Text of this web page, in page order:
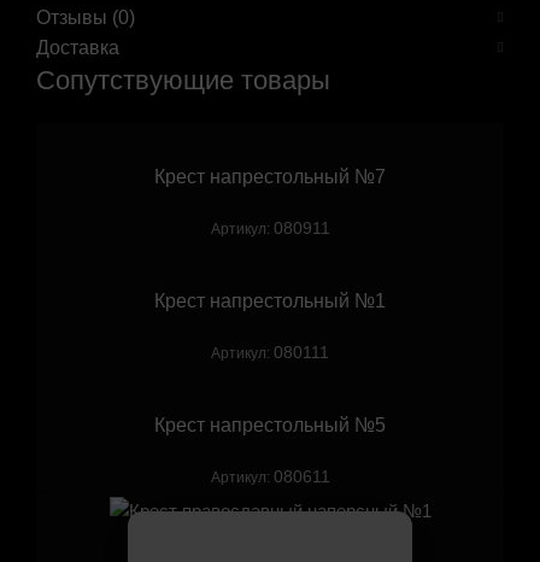
Отзывы (0)
Доставка
Сопутствующие товары
Крест напрестольный №7
Артикул: 080911
Крест напрестольный №1
Артикул: 080111
Крест напрестольный №5
Артикул: 080611